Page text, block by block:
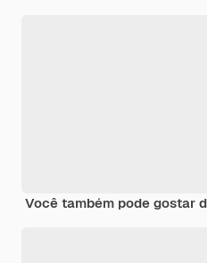
Você também pode gostar